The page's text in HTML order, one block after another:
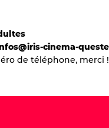
cinema-
de téléphone, merci !